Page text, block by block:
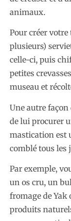
animaux.
Pour créer
plusieurs)
celle-ci, puis
petites
museau et
Une autre façon
de lui procurer
mastication est
comblé tous les
Par exemple,
un os cru, un
fromage de Yak
produits